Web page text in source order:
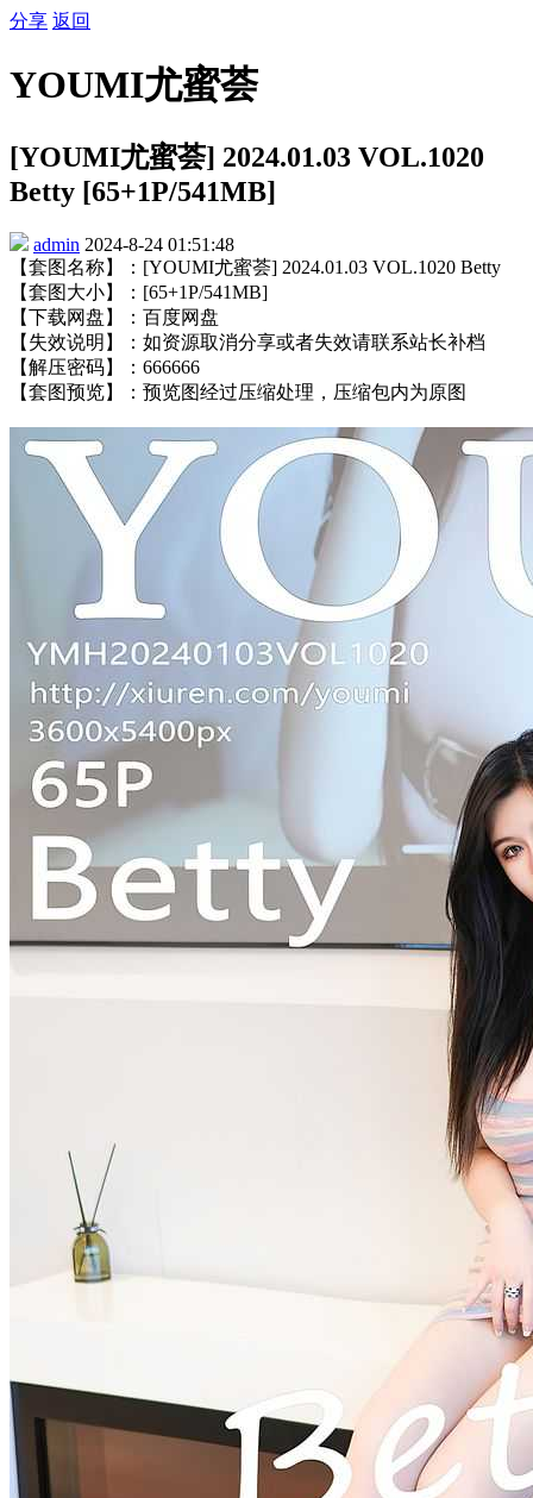
分享 返回
YOUMI尤蜜荟
[YOUMI尤蜜荟] 2024.01.03 VOL.1020
Betty [65+1P/541MB]
admin 2024-8-24 01:51:48
【套图名称】：[YOUMI尤蜜荟] 2024.01.03 VOL.1020 Betty
【套图大小】：[65+1P/541MB]
【下载网盘】：百度网盘
【失效说明】：如资源取消分享或者失效请联系站长补档
【解压密码】：666666
【套图预览】：预览图经过压缩处理，压缩包内为原图